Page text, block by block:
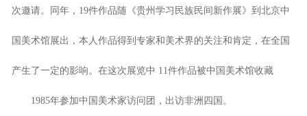
次邀请。同年，19件作品随《贵州学习民族民间新作展》到北京中
国美术馆展出，本人作品得到专家和美术界的关注和肯定，在全国
产生了一定的影响。在这次展览中 11件作品被中国美术馆收藏
1985年参加中国美术家访问团，出访非洲四国。